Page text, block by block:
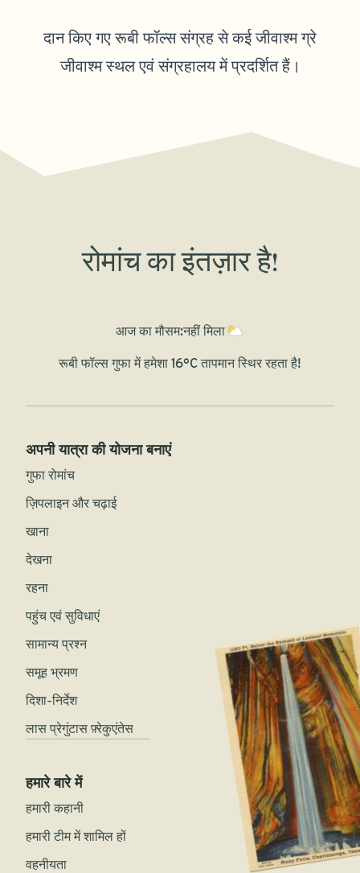
दान किए गए रूबी फॉल्स संग्रह से कई जीवाश्म ग्रे
जीवाश्म स्थल एवं संग्रहालय में प्रदर्शित हैं।
रोमांच का इंतज़ार है!
आज का मौसम:नहीं मिला
रूबी फॉल्स गुफा में हमेशा 16°C तापमान स्थिर रहता है!
अपनी यात्रा की योजना बनाएं
गुफा रोमांच
ज़िपलाइन और चढ़ाई
खाना
देखना
रहना
पहुंच एवं सुविधाएं
सामान्य प्रश्न
समूह भ्रमण
दिशा-निर्देश
लास प्रेगुंटास फ़्रेकुएंतेस
हमारे बारे में
हमारी कहानी
हमारी टीम में शामिल हों
वहनीयता